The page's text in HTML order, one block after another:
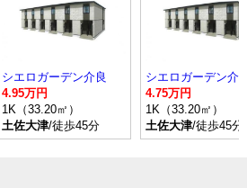
シエロガーデン介良
4.95万円
1K（33.20㎡）
土佐大津/徒歩45分
シエロガーデン介
4.75万円
1K（33.20㎡）
土佐大津/徒歩45分